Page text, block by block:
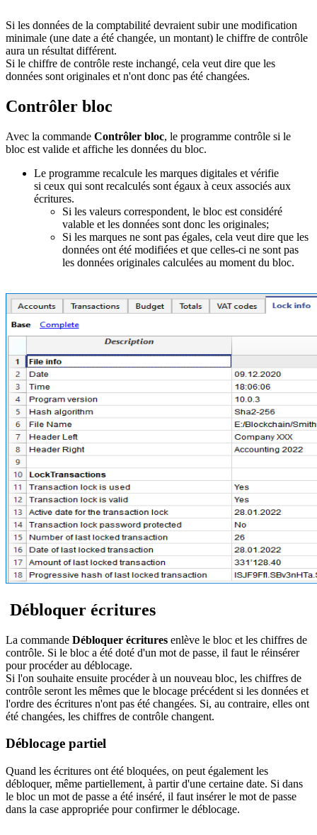
Si les données de la comptabilité devraient subir une modification
minimale (une date a été changée, un montant) le chiffre de contrôle
aura un résultat différent.
Si le chiffre de contrôle reste inchangé, cela veut dire que les
données sont originales et n'ont donc pas été changées.
Contrôler bloc
Avec la commande Contrôler bloc, le programme contrôle si le
bloc est valide et affiche les données du bloc.
Le programme recalcule les marques digitales et vérifie
si ceux qui sont recalculés sont égaux à ceux associés aux
écritures.
Si les valeurs correspondent, le bloc est considéré
valable et les données sont donc les originales;
Si les marques ne sont pas égales, cela veut dire que les
données ont été modifiées et que celles-ci ne sont pas
les données originales calculées au moment du bloc.
Débloquer écritures
La commande Débloquer écritures enlève le bloc et les chiffres de
contrôle. Si le bloc a été doté d'un mot de passe, il faut le réinsérer
pour procéder au déblocage.
Si l'on souhaite ensuite procéder à un nouveau bloc, les chiffres de
contrôle seront les mêmes que le blocage précédent si les données et
l'ordre des écritures n'ont pas été changées. Si, au contraire, elles ont
été changées, les chiffres de contrôle changent.
Déblocage partiel
Quand les écritures ont été bloquées, on peut également les
débloquer, même partiellement, à partir d'une certaine date. Si dans
le bloc un mot de passe a été inséré, il faut insérer le mot de passe
dans la case appropriée pour confirmer le déblocage.